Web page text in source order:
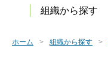
組織から探す
ホーム 組織から探す